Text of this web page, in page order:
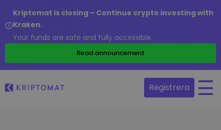
Kriptomat is closing – Continue crypto investing with
Kraken.
Your funds are safe and fully accessible.
Read announcement
Registrera